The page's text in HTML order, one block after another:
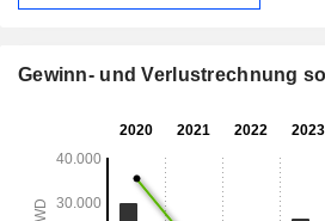
Gewinn- und Verlustrechnung